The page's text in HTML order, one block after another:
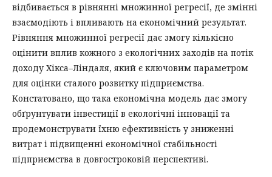
відбивається в рівнянні множинної регресії, де змінні
взаємодіють і впливають на економічний результат.
Рівняння множинної регресії дає змогу кількісно
оцінити вплив кожного з екологічних заходів на потік
доходу Хікса–Ліндаля, який є ключовим параметром
для оцінки сталого розвитку підприємства.
Констатовано, що така економічна модель дає змогу
обґрунтувати інвестиції в екологічні інновації та
продемонструвати їхню ефективність у зниженні
витрат і підвищенні економічної стабільності
підприємства в довгостроковій перспективі.